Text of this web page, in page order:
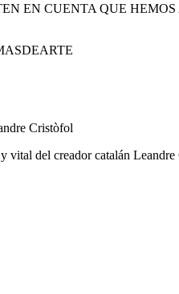
EN CUENTA QUE
Cristòfol
del creador catalán